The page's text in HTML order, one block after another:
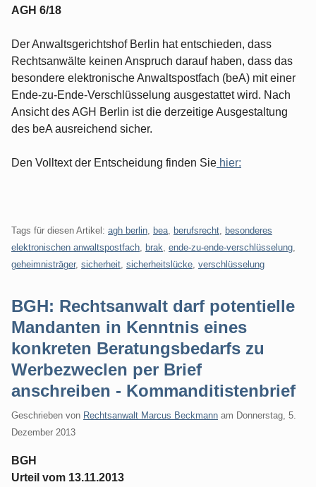
AGH 6/18
Der Anwaltsgerichtshof Berlin hat entschieden, dass
Rechtsanwälte keinen Anspruch darauf haben, dass das
besondere elektronische Anwaltspostfach (beA) mit einer
Ende-zu-Ende-Verschlüsselung ausgestattet wird. Nach
Ansicht des AGH Berlin ist die derzeitige Ausgestaltung
des beA ausreichend sicher.
Den Volltext der Entscheidung finden Sie hier:
Tags für diesen Artikel: agh berlin bea berufsrecht
besonderes
elektronischen anwaltspostfach
brak ende-zu-ende-verschlüsselung
geheimnisträger, sicherheit sicherheitslücke verschlüsselung
BGH: Rechtsanwalt darf potentielle
Mandanten in Kenntnis eines
konkreten Beratungsbedarfs zu
Werbezweclen per Brief
anschreiben - Kommanditistenbrief
Geschrieben von Rechtsanwalt Marcus Beckmann am Donnerstag, 5.
Dezember 2013
BGH
Urteil vom 13.11.2013